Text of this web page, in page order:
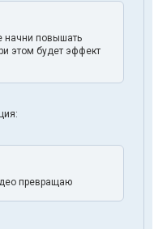
начни повышать
этом будет эффект
превращаю